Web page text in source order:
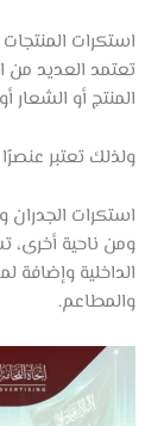
استكرات المنتجات
تعتمد العديد من
المنتج أو الشعار
ولذلك تعتبر
استكرات الجدران
ومن ناحية
الداخلية وإضافة
والمطاعم.